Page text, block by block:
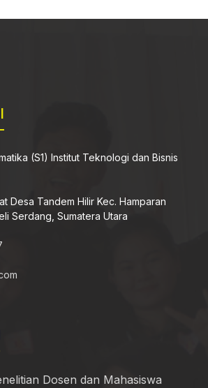
(S1) Institut Teknologi dan Bisnis
Desa Tandem Hilir Kec. Hamparan
Serdang, Sumatera Utara
Dosen dan Mahasiswa